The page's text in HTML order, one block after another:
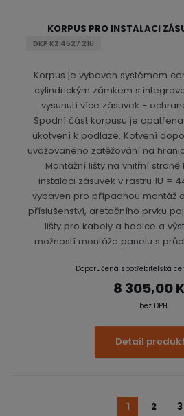
KORPUS PRO INSTALACI
DKP KZ 4527 21U
Korpus je vybaven systémem
cylindrickým zámkem s
vysunutí více zásuvek -
Spodní část korpusu je
ukotvení k podlaze. Kotvení
uvažovaného zatěžování na
Montážní lišty na vnitřní
instalaci zásuvek v rastru 1U =
vybaven pro případnou montáž
příslušenství, aretačního prvku
lišty pro kabely a hadice a
možností montáže panelu s
Doporučená spotřebitelská
8 305,00
bez DPH
Detail
1 2 3